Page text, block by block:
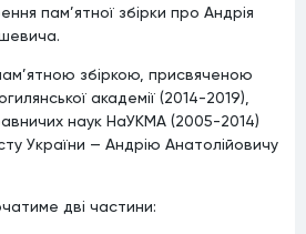
пам’ятної збірки про Андрія
збіркою, присвяченою
академії (2014-2019),
наук НаУКМА (2005-2014)
України — Андрію Анатолійовичу
дві частини: